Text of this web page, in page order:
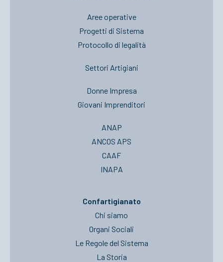
Aree operative
Progetti di Sistema
Protocollo di legalità
Settori Artigiani
Donne Impresa
Giovani Imprenditori
ANAP
ANCOS APS
CAAF
INAPA
Confartigianato
Chi siamo
Organi Sociali
Le Regole del Sistema
La Storia